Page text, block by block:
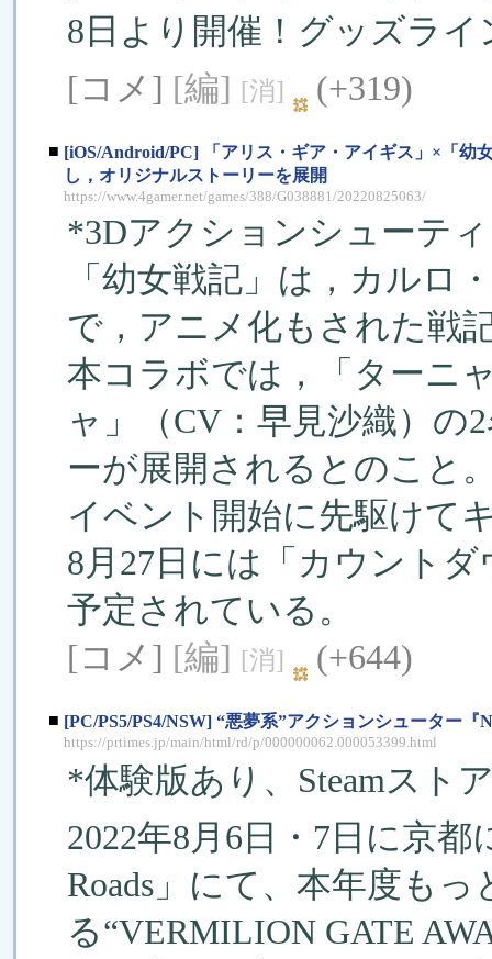
8日より開催！グッズラ
[コメ] [編] [消] (+319)
■ [iOS/Android/PC] 「アリス・ギア・アイギス」×「幼
し，オリジナルストーリーを展開
https://www.4gamer.net/games/388/G038881/20220825063/
*3Dアクションシューテ
「幼女戦記」は，カルロ
で，アニメ化もされた戦
本コラボでは，「ターニ
ャ」（CV：早見沙織）の
ーが展開されるとのこと
イベント開始に先駆けて
8月27日には「カウント
予定されている。
[コメ] [編] [消] (+644)
■ [PC/PS5/PS4/NSW] “悪夢系”アクションシューター
https://prtimes.jp/main/html/rd/p/000000062.000053399.html
*体験版あり、Steamスト
2022年8月6日・7日に京
Roads」にて、本年度も
る“VERMILION GATE